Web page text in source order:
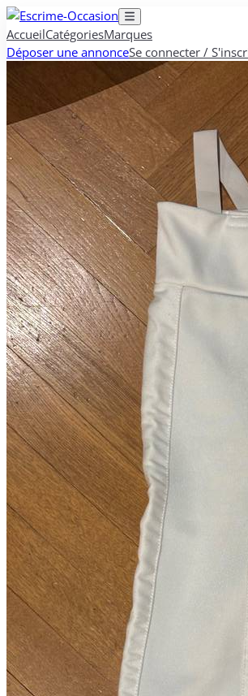
AccueilCatégoriesMarques
Déposer une annonceSe connecter /